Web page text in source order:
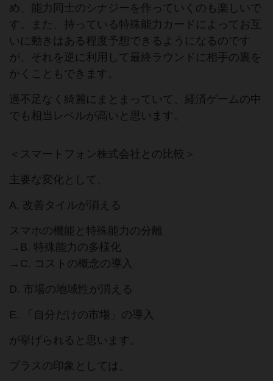
め、能力同士のシナジーを作っていくのも楽しいで
す。また、持っている特殊能力カードによってお互
いに動きはある程度予想できるようになるのです
が、それを逆に利用して最終ラウンドに相手の裏を
かくこともできます。
過不足なく綺麗にまとまっていて、経済ゲームの中
でも相当レベルが高いと思います。
＜スマートフォン株式会社との比較＞
主要な変化として、
A. 改善タイルが消える
スマホの機能と特殊能力の分離
→B. 特殊能力の多様化
→C. コストの概念の導入
D. 市場の地域性が消える
E. 「自分だけの市場」の導入
が挙げられると思います。
プラスの印象としては、